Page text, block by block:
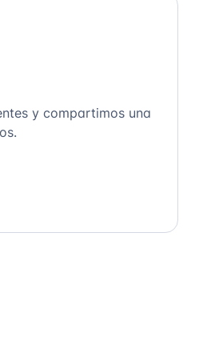
y compartimos una